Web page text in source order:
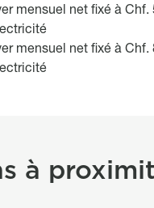
mensuel net fixé à
mensuel net fixé à
à